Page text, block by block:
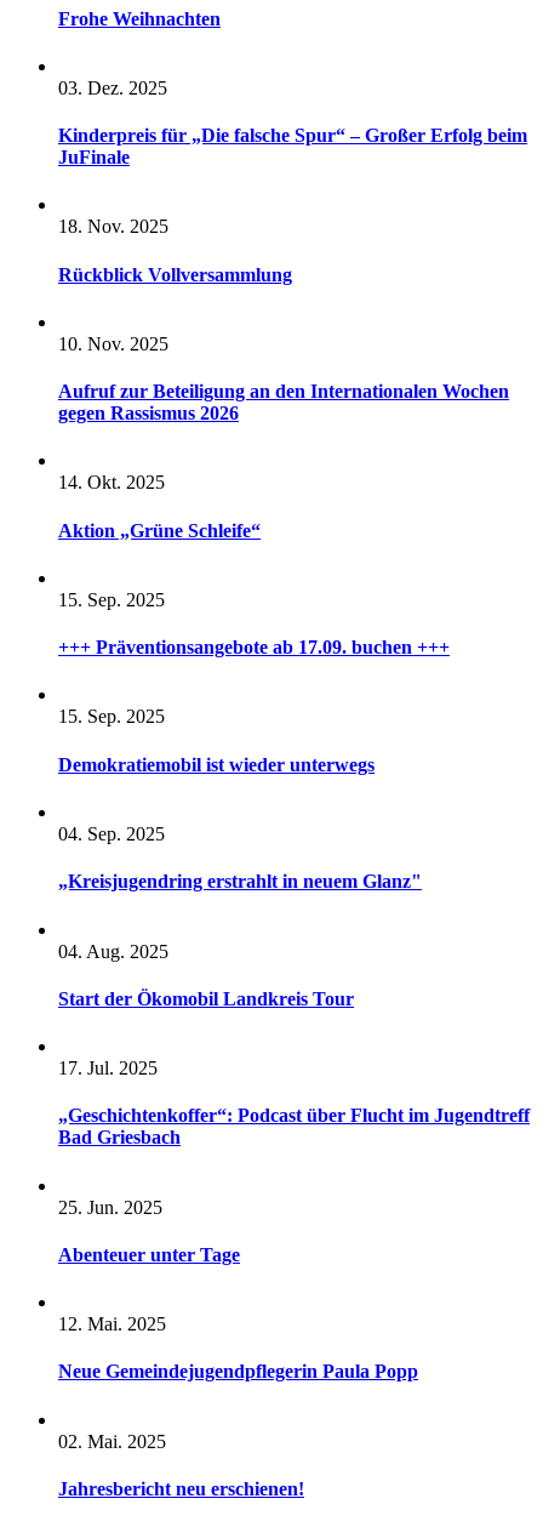
Frohe Weihnachten
03. Dez. 2025
Kinderpreis für „Die falsche Spur“ – Großer Erfolg beim
JuFinale
18. Nov. 2025
Rückblick Vollversammlung
10. Nov. 2025
Aufruf zur Beteiligung an den Internationalen Wochen
gegen Rassismus 2026
14. Okt. 2025
Aktion „Grüne Schleife“
15. Sep. 2025
+++ Präventionsangebote ab 17.09. buchen +++
15. Sep. 2025
Demokratiemobil ist wieder unterwegs
04. Sep. 2025
„Kreisjugendring erstrahlt in neuem Glanz"
04. Aug. 2025
Start der Ökomobil Landkreis Tour
17. Jul. 2025
„Geschichtenkoffer“: Podcast über Flucht im Jugendtreff
Bad Griesbach
25. Jun. 2025
Abenteuer unter Tage
12. Mai. 2025
Neue Gemeindejugendpflegerin Paula Popp
02. Mai. 2025
Jahresbericht neu erschienen!